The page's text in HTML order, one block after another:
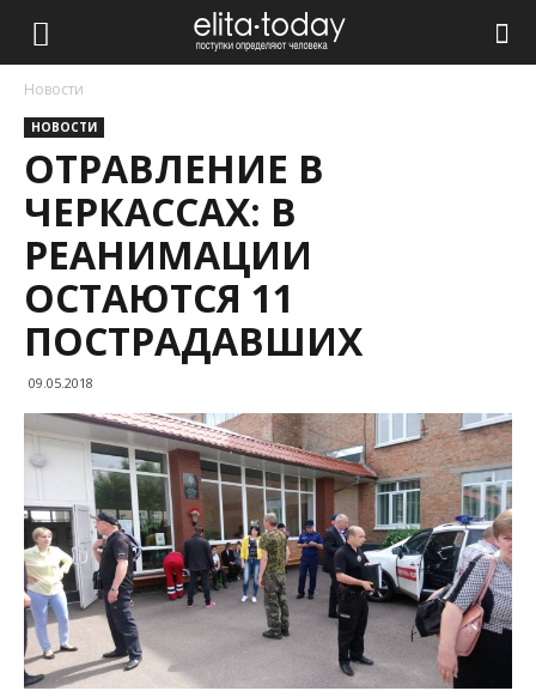
Новости
НОВОСТИ
ОТРАВЛЕНИЕ В
ЧЕРКАССАХ: В
РЕАНИМАЦИИ
ОСТАЮТСЯ 11
ПОСТРАДАВШИХ
09.05.2018